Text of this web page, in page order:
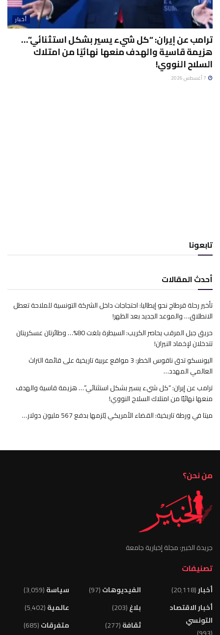
أخبار
ترامب عن إيران: “كل شيء يسير بشكل استثنائي”…
هزيمة قاسية والهدف منعها نهائيًا من امتلاك
السلاح النووي!
تابعونا
أحدث المقالات
تأخير رحلة قرطاج نحو إيطاليا: احتجاجات داخل الشركة التونسية للملاحة تعطل
الانطلاق… والموعد الجديد بعد الظهر!
حريق جبل المرقب يحاصر الكريب: السيطرة بلغت 80%… وطائرتان عسكريتان
تتدخلان لإخماد النيران!
اليونسكو تدق ناقوس الخطر: 3 مواقع عربية تاريخية على قائمة التراث
العالمي المهدد…
ترامب عن إيران: “كل شيء يسير بشكل استثنائي”… هزيمة قاسية والهدف
منعها نهائيًا من امتلاك السلاح النووي!
ميتا في ورطة تاريخية: القضاء الأمريكي يُلزمها بدفع 567 مليون دولار…
من نحن؟
جريدة الخبير: مجلة إخبارية جامعة
تصنيفات
أخبار(20٬118)
أخبار الاقتصاد
التونسي
الفيديوهات(97)
بلاغ(203)
ثقافة(277)
سياسة(3٬059)
عالمية(5٬402)
متفرقات(685)